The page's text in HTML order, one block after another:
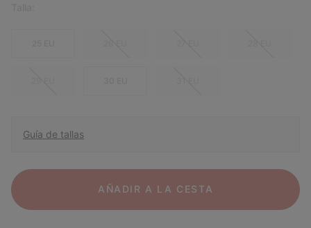
Guía de tallas
AÑADIR A LA CESTA